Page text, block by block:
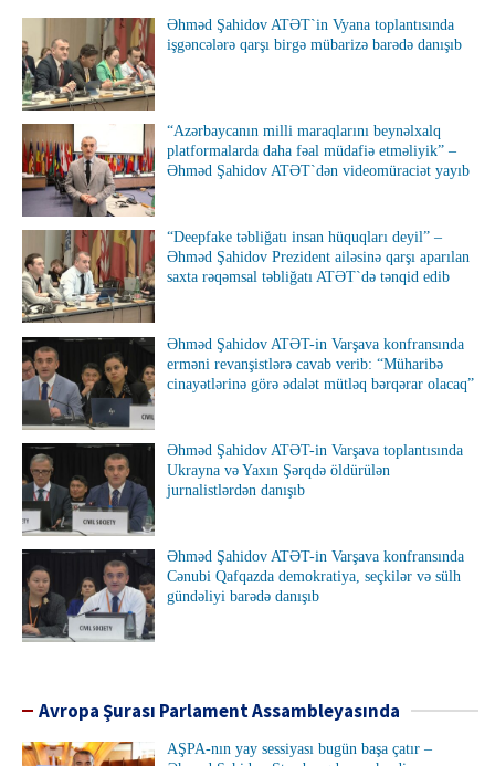
Əhməd Şahidov ATƏT`in Vyana toplantısında
işgəncələrə qarşı birgə mübarizə barədə danışıb
“Azərbaycanın milli maraqlarını beynəlxalq
platformalarda daha fəal müdafiə etməliyik” –
Əhməd Şahidov ATƏT`dən videomüraciət yayıb
“Deepfake təbliğatı insan hüquqları deyil” –
Əhməd Şahidov Prezident ailəsinə qarşı aparılan
saxta rəqəmsal təbliğatı ATƏT`də tənqid edib
Əhməd Şahidov ATƏT-in Varşava konfransında
erməni revanşistlərə cavab verib: “Müharibə
cinayətlərinə görə ədalət mütləq bərqərar olacaq”
Əhməd Şahidov ATƏT-in Varşava toplantısında
Ukrayna və Yaxın Şərqdə öldürülən
jurnalistlərdən danışıb
Əhməd Şahidov ATƏT-in Varşava konfransında
Cənubi Qafqazda demokratiya, seçkilər və sülh
gündəliyi barədə danışıb
Avropa Şurası Parlament Assambleyasında
AŞPA-nın yay sessiyası bugün başa çatır –